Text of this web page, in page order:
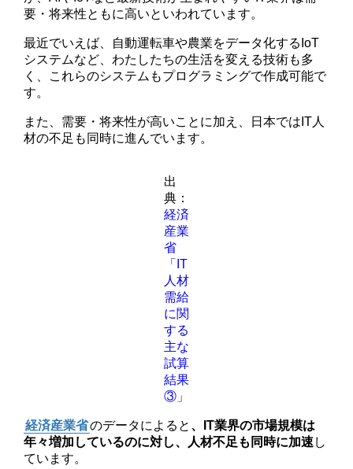
要・将来性ともに高いといわれています。
最近でいえば、自動運転車や農業をデータ化するIoT
システムなど、わたしたちの生活を変える技術も多
く、これらのシステムもプログラミングで作成可能で
す。
また、需要・将来性が高いことに加え、日本ではIT人
材の不足も同時に進んでいます。
出
典：
経済
産業
省
「IT
人材
需給
に関
する
主な
試算
結果
③」
経済産業省のデータによると 、IT業界の市場規模は
年々増加しているのに対し、人材不足も同時に加速 し
ています。